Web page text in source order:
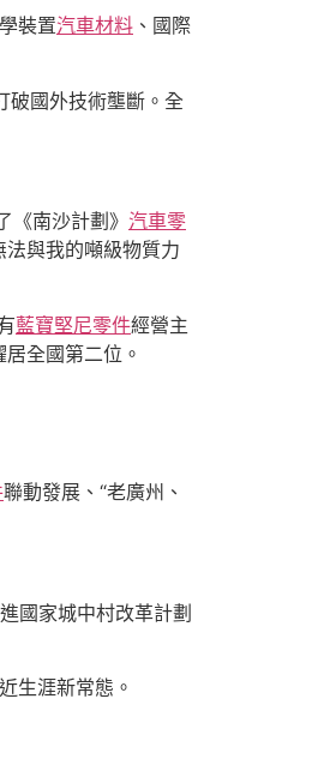
裝置汽車材料 、國際
破國外技術壟斷。全
南沙計劃》 汽車零
法與我的噸級物質力
藍寶堅尼零件經營主
全國第二位。
聯動發展、“老廣州、
國家城中村改革計劃
生涯新常態。